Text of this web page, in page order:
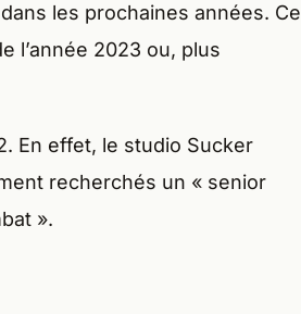
les prochaines années. Ce
l’année 2023 ou, plus
En effet, le studio Sucker
recherchés un « senior
».